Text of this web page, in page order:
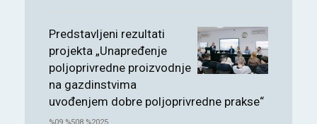
Predstavljeni rezultati
projekta „Unapređenje
poljoprivredne proizvodnje
na gazdinstvima
uvođenjem dobre poljoprivredne prakse“